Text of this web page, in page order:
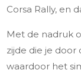
Corsa Rally, en
Met de nadruk
zijde die je door
waardoor het